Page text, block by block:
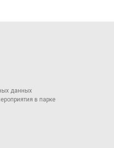
данных
в парке